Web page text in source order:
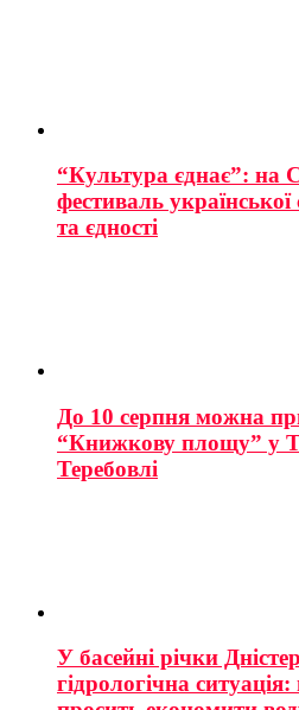
“Культура єднає”: на
фестиваль
та єдності
До 10 серпня можна
“Книжкову площу” у
Теребовлі
У басейні річки
гідрологічна